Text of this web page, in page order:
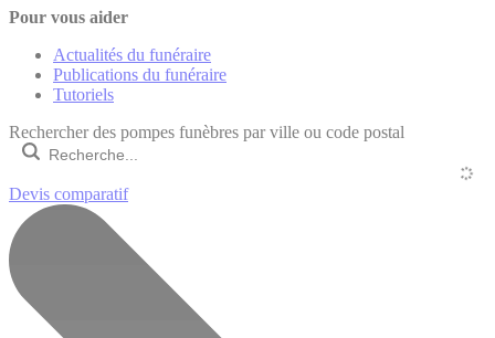
Pour vous aider
Actualités du funéraire
Publications du funéraire
Tutoriels
Rechercher des pompes funèbres par ville ou code postal
Devis comparatif